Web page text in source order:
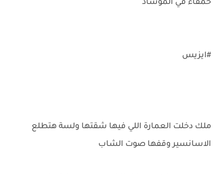
حمقاء في الموساد
#ايزيس
ملك دخلت العمارة اللي فيها شقتها ولسة هتطلع
الاسانسير وقفها صوت الشاب